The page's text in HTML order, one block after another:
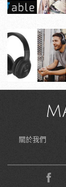
關於我們